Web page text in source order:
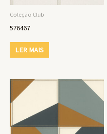
Coleção Club
576467
LER MAIS